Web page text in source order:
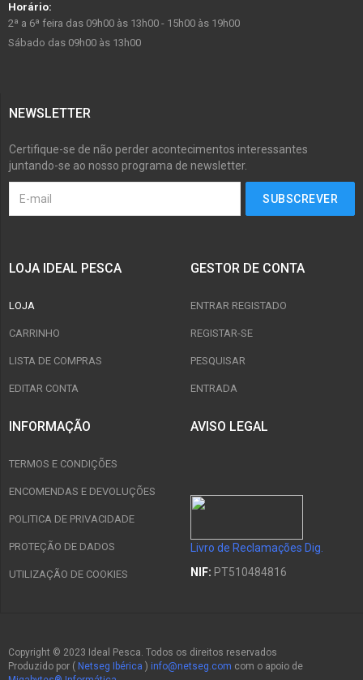
Horário:
2ª a 6ª feira das 09h00 às 13h00 - 15h00 às 19h00
Sábado das 09h00 às 13h00
NEWSLETTER
Certifique-se de não perder acontecimentos interessantes
juntando-se ao nosso programa de newsletter.
LOJA IDEAL PESCA
LOJA
CARRINHO
LISTA DE COMPRAS
EDITAR CONTA
GESTOR DE CONTA
ENTRAR REGISTADO
REGISTAR-SE
PESQUISAR
ENTRADA
INFORMAÇÃO
TERMOS E CONDIÇÕES
ENCOMENDAS E DEVOLUÇÕES
POLITICA DE PRIVACIDADE
PROTEÇÃO DE DADOS
UTILIZAÇÃO DE COOKIES
AVISO LEGAL
Livro de Reclamações Dig.
NIF: PT510484816
Copyright © 2023 Ideal Pesca. Todos os direitos reservados
Produzido por ( Netseg Ibérica ) info@netseg.com com o apoio de